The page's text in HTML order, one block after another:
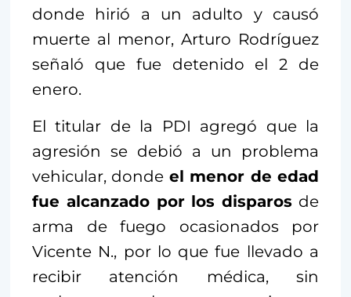
donde hirió a un adulto y causó
muerte al menor, Arturo Rodríguez
señaló que fue detenido el 2 de
enero.
El titular de la PDI agregó que la
agresión se debió a un problema
vehicular, donde el menor de edad
fue alcanzado por los disparos de
arma de fuego ocasionados por
Vicente N., por lo que fue llevado a
recibir atención médica, sin